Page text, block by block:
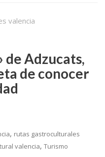
de Adzucats,
de conocer
, rutas gastroculturales
valencia, Turismo